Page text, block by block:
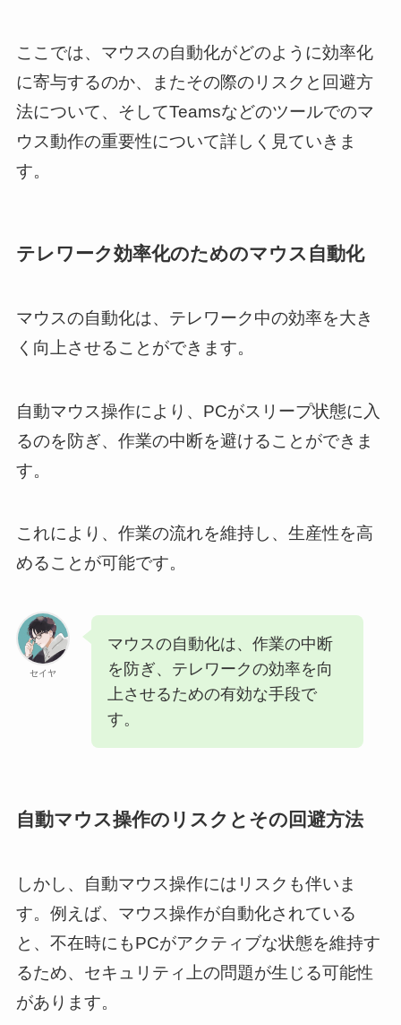
ここでは、マウスの自動化がどのように効率化
に寄与するのか、またその際のリスクと回避方
法について、そしてTeamsなどのツールでのマ
ウス動作の重要性について詳しく見ていきま
す。
テレワーク効率化のためのマウス自動化
マウスの自動化は、テレワーク中の効率を大き
く向上させることができます。
自動マウス操作により、PCがスリープ状態に入
るのを防ぎ、作業の中断を避けることができま
す。
これにより、作業の流れを維持し、生産性を高
めることが可能です。
セイヤ
マウスの自動化は、作業の中断
を防ぎ、テレワークの効率を向
上させるための有効な手段で
す。
自動マウス操作のリスクとその回避方法
しかし、自動マウス操作にはリスクも伴いま
す。例えば、マウス操作が自動化されている
と、不在時にもPCがアクティブな状態を維持す
るため、セキュリティ上の問題が生じる可能性
があります。